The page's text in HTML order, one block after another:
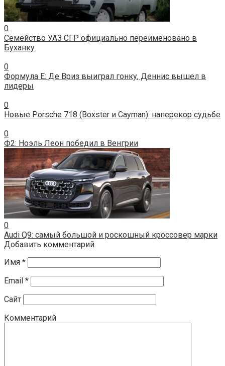
0
Семейство УАЗ СГР официально переименовано в
Буханку
0
Формула E: Де Вриз выиграл гонку, Деннис вышел в
лидеры
0
Новые Porsche 718 (Boxster и Cayman): наперекор судьбе
0
Ф2: Ноэль Леон победил в Венгрии
0
Audi Q9: самый большой и роскошный кроссовер марки
Добавить комментарий
Имя *
Email *
Сайт
Комментарий